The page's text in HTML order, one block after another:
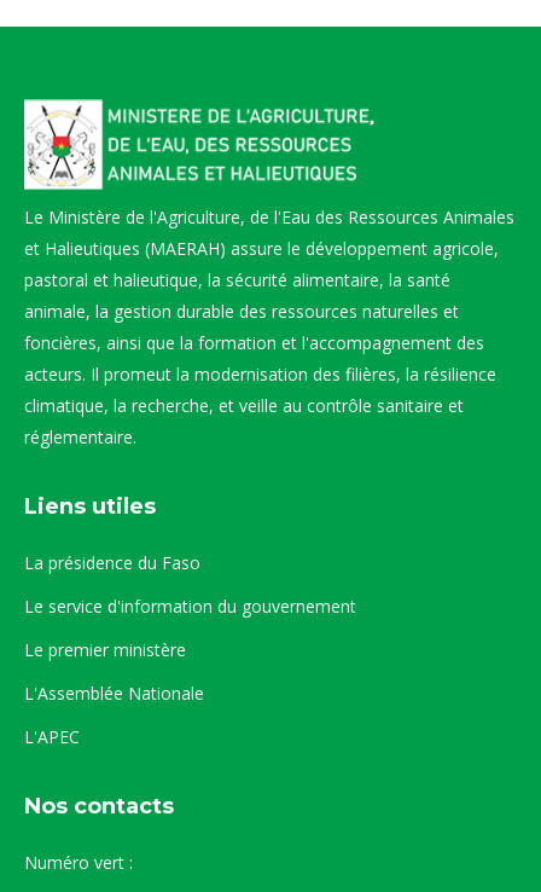
Le Ministère de l'Agriculture, de l'Eau des Ressources Animales
et Halieutiques (MAERAH) assure le développement agricole,
pastoral et halieutique, la sécurité alimentaire, la santé
animale, la gestion durable des ressources naturelles et
foncières, ainsi que la formation et l'accompagnement des
acteurs. Il promeut la modernisation des filières, la résilience
climatique, la recherche, et veille au contrôle sanitaire et
réglementaire.
Liens utiles
La présidence du Faso
Le service d'information du gouvernement
Le premier ministère
L'Assemblée Nationale
L'APEC
Nos contacts
Numéro vert :